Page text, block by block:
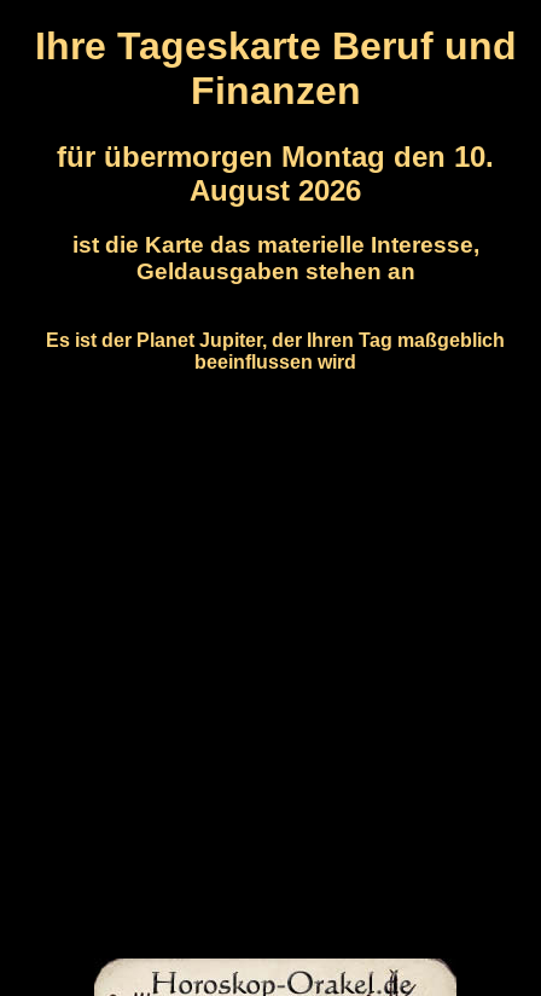
Ihre Tageskarte Beruf und
Finanzen
für übermorgen Montag den 10.
August 2026
ist die Karte das materielle Interesse,
Geldausgaben stehen an
Es ist der Planet Jupiter, der Ihren Tag maßgeblich
beeinflussen wird